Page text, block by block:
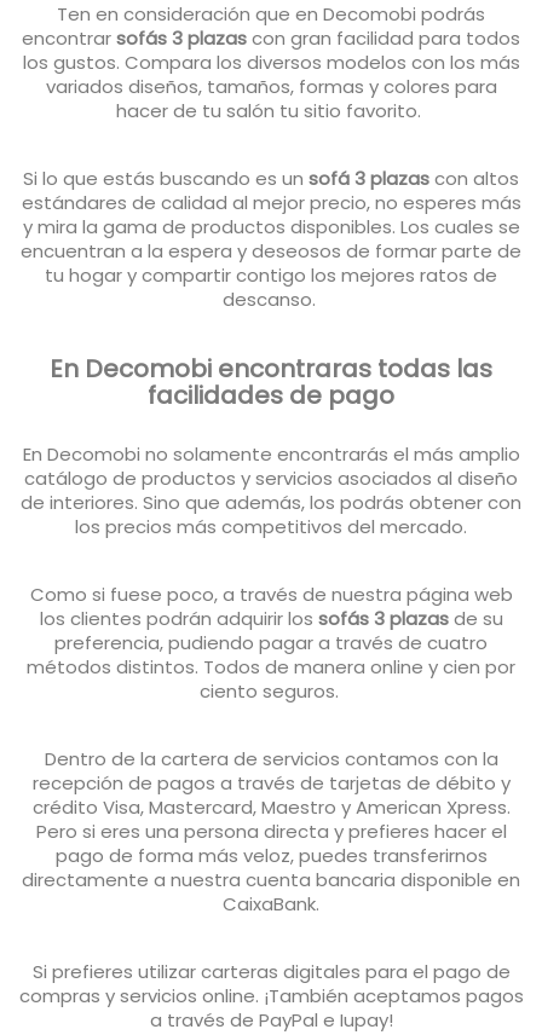
Ten en consideración que en Decomobi podrás
encontrarsofás 3 plazascon gran facilidad para todos
los gustos. Compara los diversos modelos con los más
variados diseños, tamaños, formas y colores para
hacer de tu salón tu sitio favorito.
Si lo que estás buscando es un sofá 3 plazascon altos
estándares de calidad al mejor precio, no esperes más
y mira la gama de productos disponibles. Los cuales se
encuentran a la espera y deseosos de formar parte de
tu hogar y compartir contigo los mejores ratos de
descanso.
En Decomobi encontraras todas las
facilidades de pago
En Decomobi no solamente encontrarás el más amplio
catálogo de productos y servicios asociados al diseño
de interiores. Sino que además, los podrás obtener con
los precios más competitivos del mercado.
Como si fuese poco, a través de nuestra página web
los clientes podrán adquirir los sofás 3 plazasde su
preferencia, pudiendo pagar a través de cuatro
métodos distintos. Todos de manera online y cien por
ciento seguros.
Dentro de la cartera de servicios contamos con la
recepción de pagos a través de tarjetas de débito y
crédito Visa, Mastercard, Maestro y American Xpress.
Pero si eres una persona directa y prefieres hacer el
pago de forma más veloz, puedes transferirnos
directamente a nuestra cuenta bancaria disponible en
CaixaBank.
Si prefieres utilizar carteras digitales para el pago de
compras y servicios online. ¡También aceptamos pagos
a través de PayPal e Iupay!